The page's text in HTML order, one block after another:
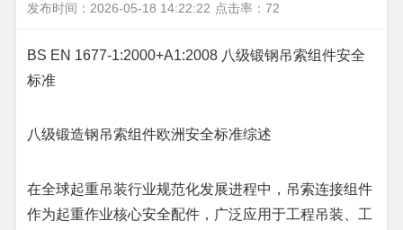
发布时间：2026-05-18 14:22:22 点击率： 72
BS EN 1677-1:2000+A1:2008 八级锻钢吊索组件安全
标准
八级锻造钢吊索组件欧洲安全标准综述
在全球起重吊装行业规范化发展进程中，吊索连接组件
作为起重作业核心安全配件，广泛应用于工程吊装、工